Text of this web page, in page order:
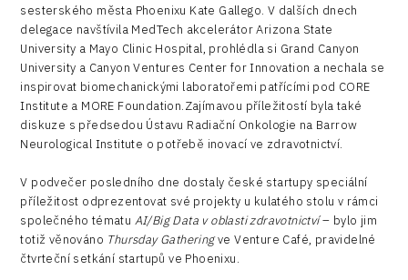
sesterského města Phoenixu Kate Gallego. V dalších dnech
delegace navštívila MedTech akcelerátor Arizona State
University a Mayo Clinic Hospital, prohlédla si Grand Canyon
University a Canyon Ventures Center for Innovation a nechala se
inspirovat biomechanickými laboratořemi patřícími pod CORE
Institute a MORE Foundation.Zajímavou příležitostí byla také
diskuze s předsedou Ústavu Radiační Onkologie na Barrow
Neurological Institute o potřebě inovací ve zdravotnictví.
V podvečer posledního dne dostaly české startupy speciální
příležitost odprezentovat své projekty u kulatého stolu v rámci
společného tématu AI/Big Data v oblasti zdravotnictví– bylo jim
totiž věnováno Thursday Gatheringve Venture Café, pravidelné
čtvrteční setkání startupů ve Phoenixu.